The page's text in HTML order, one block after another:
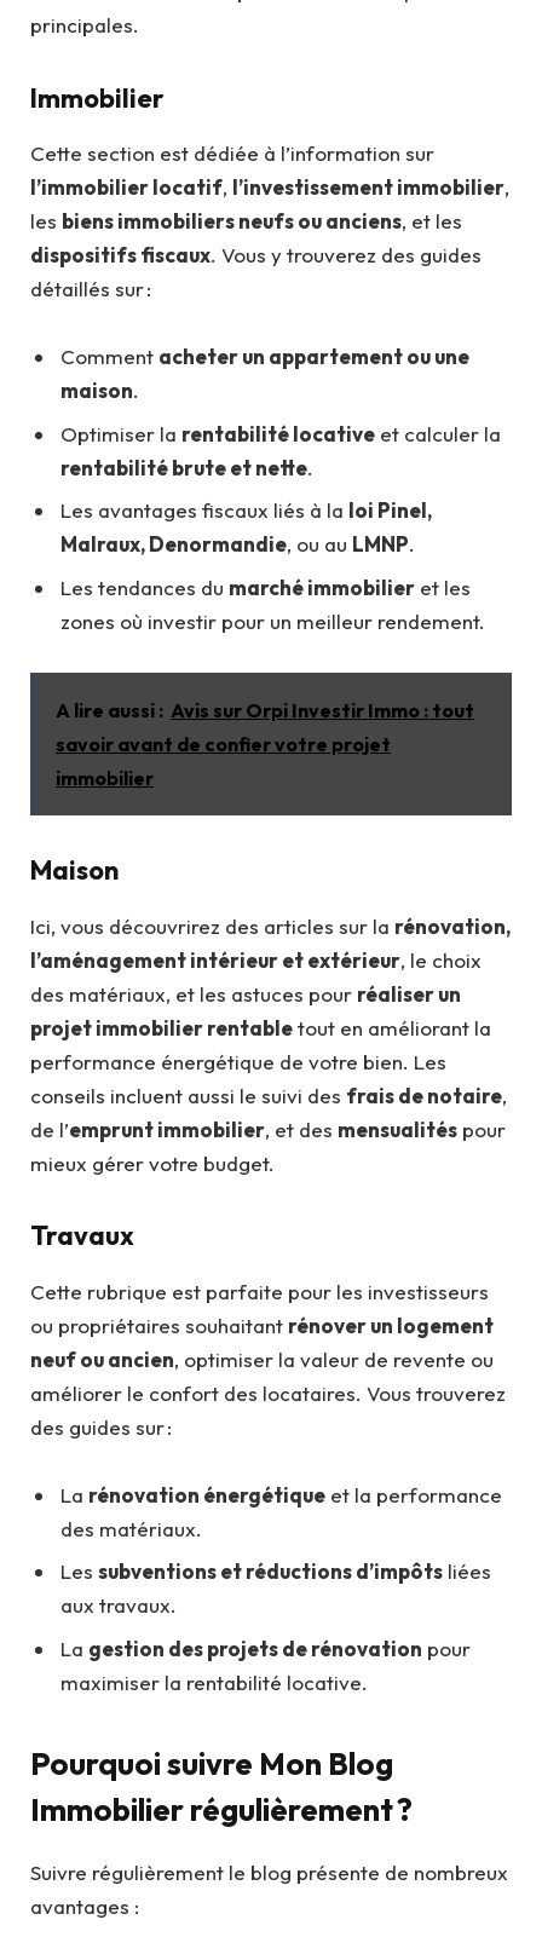
principales.
Immobilier
Cette section est dédiée à l’information sur
l’immobilier locatif, l’investissement immobilier,
les biens immobiliers neufs ou anciens, et les
dispositifs fiscaux. Vous y trouverez des guides
détaillés sur :
Comment acheter un appartement ou une
maison.
Optimiser la rentabilité locative et calculer la
rentabilité brute et nette.
Les avantages fiscaux liés à la loi Pinel,
Malraux, Denormandie, ou au LMNP.
Les tendances du marché immobilier et les
zones où investir pour un meilleur rendement.
A lire aussi : Avis sur Orpi Investir Immo : tout
savoir avant de confier votre projet
immobilier
Maison
Ici, vous découvrirez des articles sur la rénovation,
l’aménagement intérieur et extérieur, le choix
des matériaux, et les astuces pour réaliser un
projet immobilier rentabletout en améliorant la
performance énergétique de votre bien. Les
conseils incluent aussi le suivi des frais de notaire,
de l’emprunt immobilier, et des mensualités pour
mieux gérer votre budget.
Travaux
Cette rubrique est parfaite pour les investisseurs
ou propriétaires souhaitant rénover un logement
neuf ou ancien, optimiser la valeur de revente ou
améliorer le confort des locataires. Vous trouverez
des guides sur :
La rénovation énergétique et la performance
des matériaux.
Les subventions et réductions d’impôts liées
aux travaux.
La gestion des projets de rénovation pour
maximiser la rentabilité locative.
Pourquoi suivre Mon Blog
Immobilier régulièrement ?
Suivre régulièrement le blog présente de nombreux
avantages :